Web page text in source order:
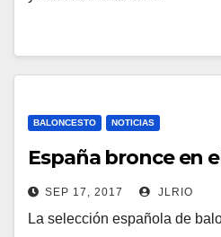
BALONCESTO NOTICIAS
España bronce en
SEP 17, 2017 JLRIO
La selección española de